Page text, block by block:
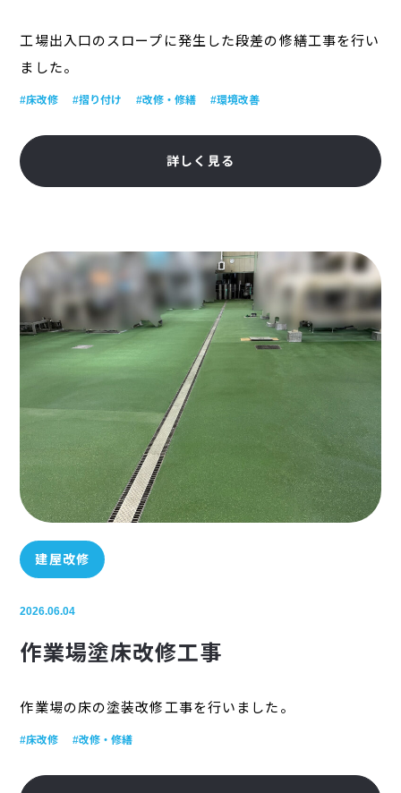
工場出入口のスロープに発生した段差の修繕工事を行い
ました。
#床改修 #摺り付け #改修・修繕 #環境改善
詳しく見る
建屋改修
2026.06.04
作業場塗床改修工事
作業場の床の塗装改修工事を行いました。
#床改修 #改修・修繕